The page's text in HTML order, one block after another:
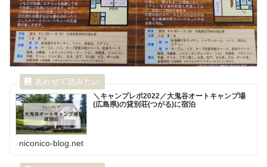
＼キャンプレポ2022／大鬼谷オートキャンプ場
(広島県)の貸別荘(つがる)に宿泊
niconico-blog.net